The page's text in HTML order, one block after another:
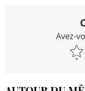
Avez-